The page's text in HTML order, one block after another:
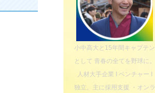
小中高大と15年間キャプテン
として 青春の全てを野球に。
人材大手企業 I ベンチャー I
独立。主に採用支援 ・オンラ